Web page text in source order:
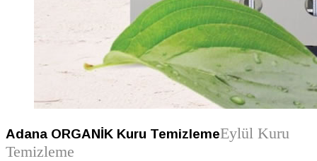
Adana ORGANİK Kuru TemizlemeEylül Kuru
Temizleme